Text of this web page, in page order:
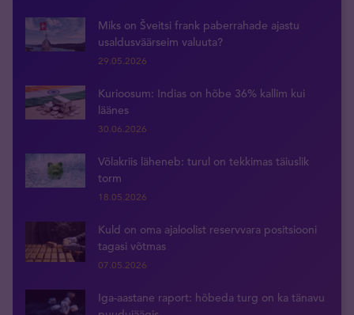
Miks on Šveitsi frank paberrahade ajastu
usaldusväärseim valuuta?
29.05.2026
Kurioosum: Indias on hõbe 36% kallim kui
läänes
30.06.2026
Võlakriis läheneb: turul on tekkimas täiuslik
torm
18.05.2026
Kuld on oma ajaloolist reservvara positsiooni
tagasi võtmas
07.05.2026
Iga-aastane raport: hõbeda turg on ka tänavu